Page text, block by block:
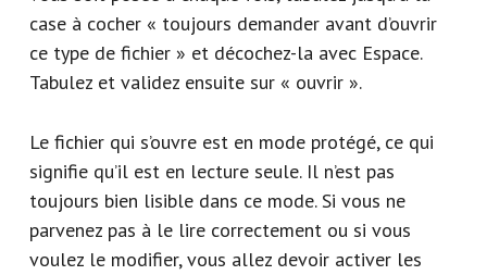
case à cocher « toujours demander avant d’ouvrir
ce type de fichier » et décochez-la avec Espace.
Tabulez et validez ensuite sur « ouvrir ».
Le fichier qui s’ouvre est en mode protégé, ce qui
signifie qu’il est en lecture seule. Il n’est pas
toujours bien lisible dans ce mode. Si vous ne
parvenez pas à le lire correctement ou si vous
voulez le modifier, vous allez devoir activer les